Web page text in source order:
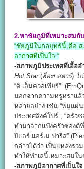
2.หาชัยภูมิที่เหมาะสมกั
“ชัยภูมิในกลยุทธ์นี้ คือ
อากาศที่เป็นใจ “
-สภาพภูมิประเทศที่เอื้อ
Hot Star(ฮ็อท สตาร์) ไ
“ดิ เอ็มควอเทียร์”
นอกจากความหรูหราแล้
หลายอย่าง เช่น “หมูแผ่น
ประเทศสิงค์โปร์ , “ครัว
ทำมาจากแป้งครัวซองต์
ปิแอร์ แอร์เม่ ปารีส”
กล่าวได้ว่า เป็นแหล่งร
ทำให้ทำเลนี้เหมาะสมใ
-สภาพภูมิอากาศที่เป็นใจ